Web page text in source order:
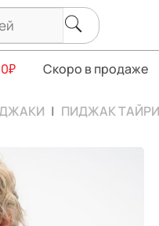
Скоро в продаже
ПИДЖАК